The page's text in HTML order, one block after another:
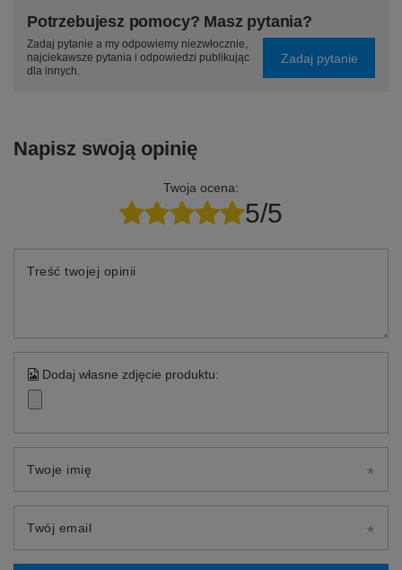
Potrzebujesz pomocy? Masz pytania?
Zadaj pytanie a my odpowiemy niezwłocznie,
najciekawsze pytania i odpowiedzi publikując
dla innych.
Zadaj pytanie
Napisz swoją opinię
Twoja ocena:
5/5
Treść twojej opinii
Dodaj własne zdjęcie produktu:
Twoje imię
Twój email